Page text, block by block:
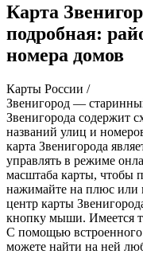
Карта
подробная:
номера домов
Карты России /
Звенигород —
Звенигорода содержит
названий улиц и
карта Звенигорода
управлять в режиме
масштаба карты, чтобы
нажимайте на плюс или
центр карты
кнопку мыши. Имеется
С помощью встроенного
можете найти на ней